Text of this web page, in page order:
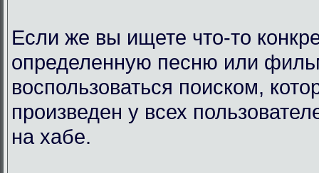
Если же вы ищете что-то
определенную песню или
воспользоваться поиском,
произведен у всех
на хабе.